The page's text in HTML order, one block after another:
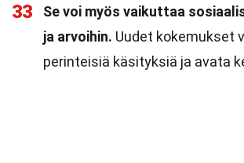
33
Se voi myös vaikuttaa
ja arvoihin. Uudet kokemukset
perinteisiä käsityksiä ja avata